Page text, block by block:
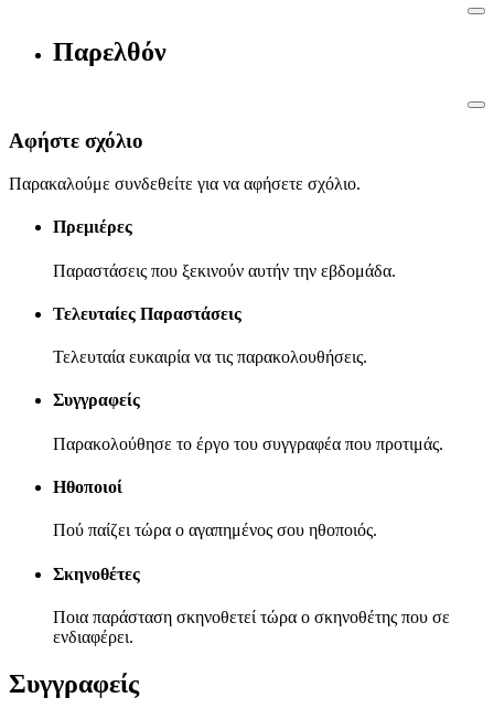
Παρελθόν
Αφήστε σχόλιο
Παρακαλούμε συνδεθείτε για να αφήσετε σχόλιο.
Πρεμιέρες
Παραστάσεις που ξεκινούν αυτήν την εβδομάδα.
Τελευταίες Παραστάσεις
Τελευταία ευκαιρία να τις παρακολουθήσεις.
Συγγραφείς
Παρακολούθησε το έργο του συγγραφέα που προτιμάς.
Ηθοποιοί
Πού παίζει τώρα ο αγαπημένος σου ηθοποιός.
Σκηνοθέτες
Ποια παράσταση σκηνοθετεί τώρα ο σκηνοθέτης που σε
ενδιαφέρει.
Συγγραφείς